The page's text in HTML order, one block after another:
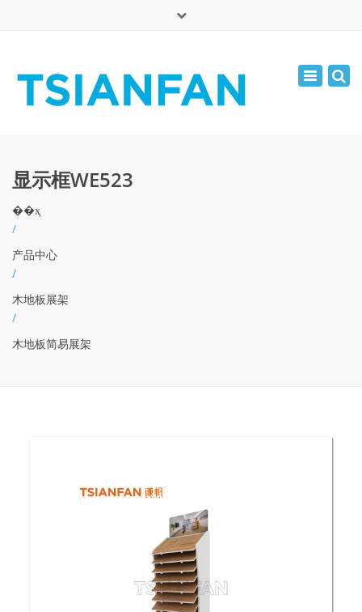
周一 - 周六: 7:00 - 17:00
Toggle
显示框WE523
��ҳ
/
产品中心
/
木地板展架
/
木地板简易展架